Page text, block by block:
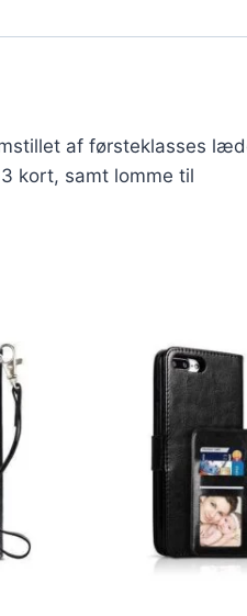
af førsteklasses
kort, samt lomme til